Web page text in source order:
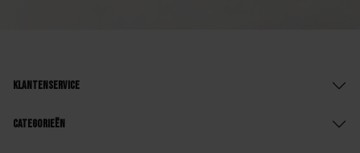
Klantenservice
Categorieën